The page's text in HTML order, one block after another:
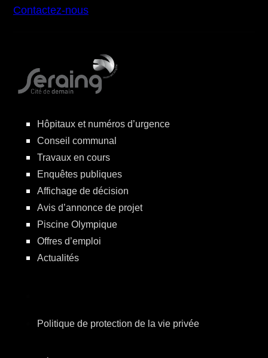
Contactez-nous
Hôpitaux et numéros d’urgence
Conseil communal
Travaux en cours
Enquêtes publiques
Affichage de décision
Avis d’annonce de projet
Piscine Olympique
Offres d’emploi
Actualités
Politique de protection de la vie privée